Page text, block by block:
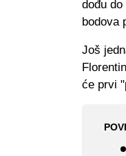
dođu
bodova
Još
će prvi